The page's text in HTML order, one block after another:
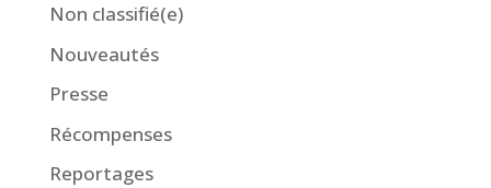
Non classifié(e)
Nouveautés
Presse
Récompenses
Reportages